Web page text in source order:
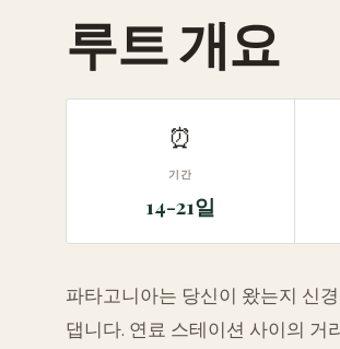
루트 개요
⏰
기간
14-21일
파타고니아는 당신이 왔는지 신
댑니다. 연료 스테이션 사이의